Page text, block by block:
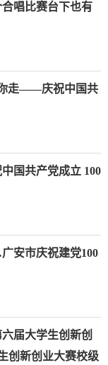
唱比赛台下也有
走——庆祝中国共
国共产党成立 100
安市庆祝建党100
届大学生创新创
创新创业大赛校级